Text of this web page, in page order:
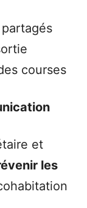
courses
et
les